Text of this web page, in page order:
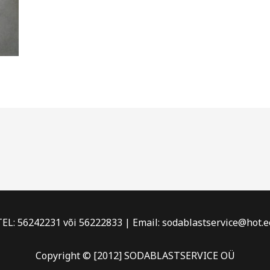
56242231 või 56222833 | Email:
Copyright © [2012] SODABLASTSERVICE OÜ